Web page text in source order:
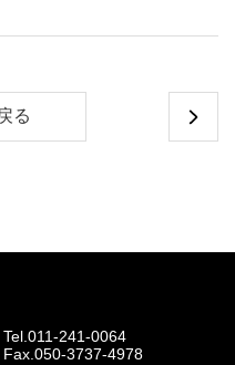
る
Tel.011-241-0064
Fax.050-3737-4978